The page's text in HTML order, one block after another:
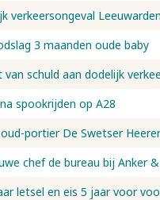
verkeersongeval Leeuwarden
3 maanden oude baby
van schuld aan dodelijk
spookrijden op A28
portier De Swetser
chef de bureau bij Anker
letsel en eis 5 jaar voor